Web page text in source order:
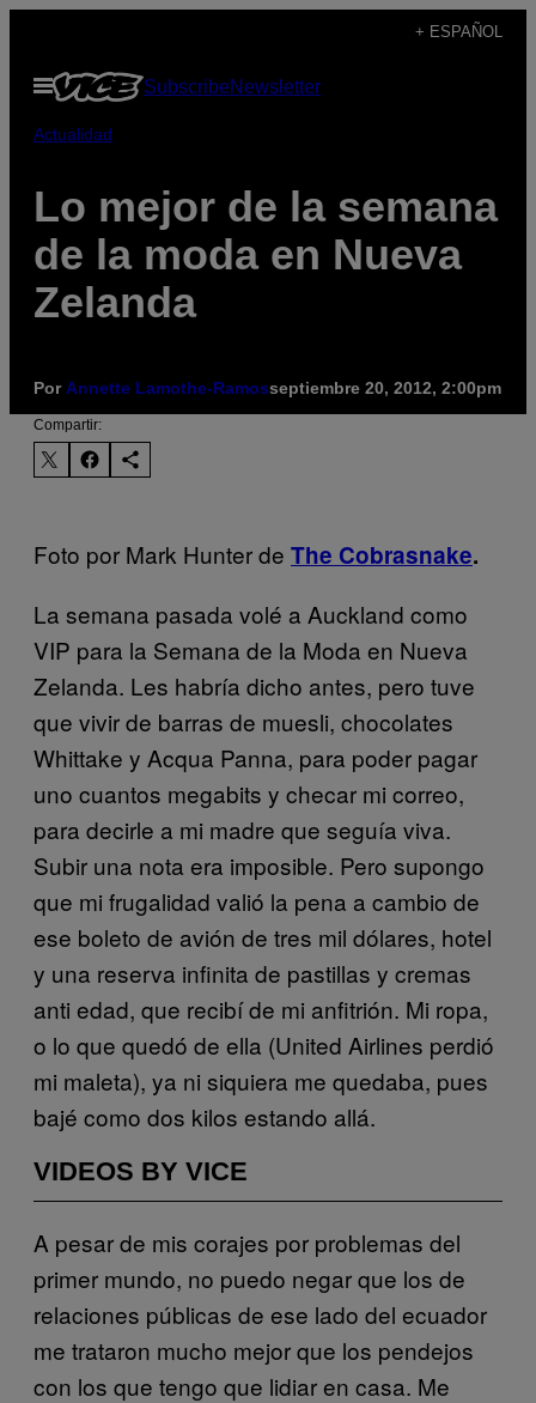
contenido
+ ESPAÑOL
Abrir
Menú
SubscribeNewsletter
Actualidad
Lo mejor de la semana
de la moda en Nueva
Zelanda
Por Annette Lamothe-Ramosseptiembre 20, 2012, 2:00pm
Compartir:
Foto por Mark Hunter de The Cobrasnake.
La semana pasada volé a Auckland como
VIP para la Semana de la Moda en Nueva
Zelanda. Les habría dicho antes, pero tuve
que vivir de barras de muesli, chocolates
Whittake y Acqua Panna, para poder pagar
uno cuantos megabits y checar mi correo,
para decirle a mi madre que seguía viva.
Subir una nota era imposible. Pero supongo
que mi frugalidad valió la pena a cambio de
ese boleto de avión de tres mil dólares, hotel
y una reserva infinita de pastillas y cremas
anti edad, que recibí de mi anfitrión. Mi ropa,
o lo que quedó de ella (United Airlines perdió
mi maleta), ya ni siquiera me quedaba, pues
bajé como dos kilos estando allá.
VIDEOS BY VICE
A pesar de mis corajes por problemas del
primer mundo, no puedo negar que los de
relaciones públicas de ese lado del ecuador
me trataron mucho mejor que los pendejos
con los que tengo que lidiar en casa. Me